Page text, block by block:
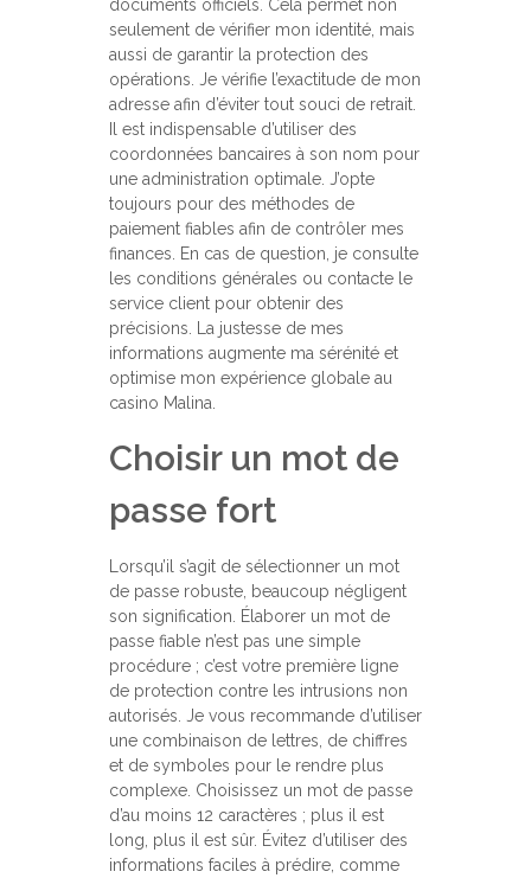
documents officiels. Cela permet non
seulement de vérifier mon identité, mais
aussi de garantir la protection des
opérations. Je vérifie l’exactitude de mon
adresse afin d’éviter tout souci de retrait.
Il est indispensable d’utiliser des
coordonnées bancaires à son nom pour
une administration optimale. J’opte
toujours pour des méthodes de
paiement fiables afin de contrôler mes
finances. En cas de question, je consulte
les conditions générales ou contacte le
service client pour obtenir des
précisions. La justesse de mes
informations augmente ma sérénité et
optimise mon expérience globale au
casino Malina.
Choisir un mot de
passe fort
Lorsqu’il s’agit de sélectionner un mot
de passe robuste, beaucoup négligent
son signification. Élaborer un mot de
passe fiable n’est pas une simple
procédure ; c’est votre première ligne
de protection contre les intrusions non
autorisés. Je vous recommande d’utiliser
une combinaison de lettres, de chiffres
et de symboles pour le rendre plus
complexe. Choisissez un mot de passe
d’au moins 12 caractères ; plus il est
long, plus il est sûr. Évitez d’utiliser des
informations faciles à prédire, comme